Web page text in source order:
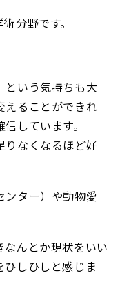
分野です。
という気持ちも大
えることができれ
しています。
りなくなるほど好
ンター）や動物愛
んとか現状をいい
しひしと感じま